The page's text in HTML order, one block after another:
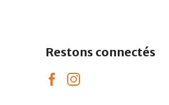
Restons connectés